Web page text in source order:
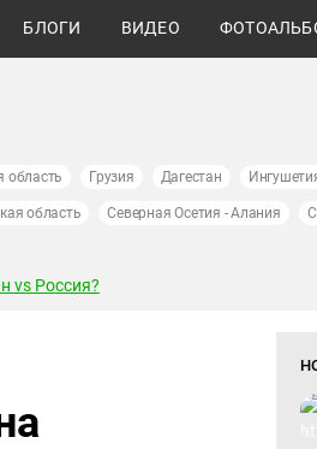
БЛОГИ ВИДЕО
область Грузия Дагестан
область Северная Осетия - Алания
vs Россия?